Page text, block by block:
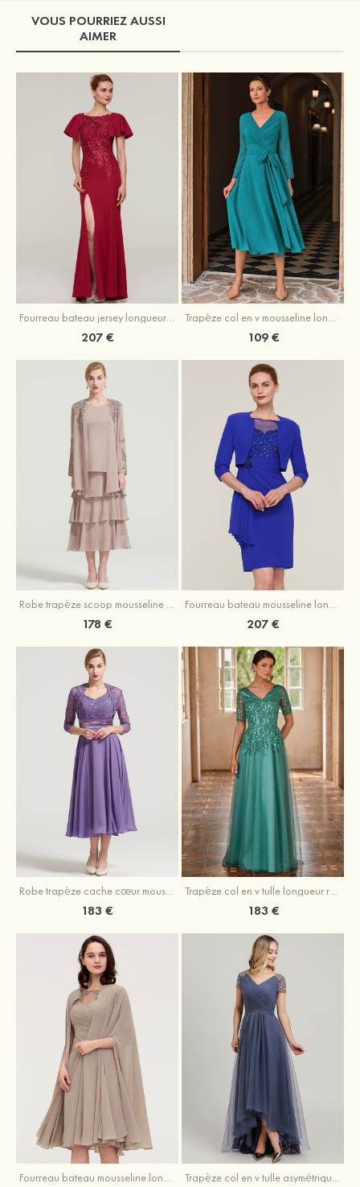
VOUS POURRIEZ AUSSI
AIMER
207 € 109 €
Robe trapèze scoop mousseline longueur mollet robe de mère de la mariée avec appliqué volants veste
178 €
Fourreau bateau mousseline longueur genou robe de mère de la mariée avec appliqué perle plissé veste
207 €
Robe trapèze cache cœur mousseline longueur mollet robe de mère de la mariée avec plissé veste
183 €
Trapèze col en v tulle longueur ras du sol robe de mère de la mariée avec perles paillettes
183 €
Fourreau bateau mousseline longueur genou robe de mère de la mariée avec appliqué plissé veste Trapèze col en v tulle asymétrique robe de mère de la mariée